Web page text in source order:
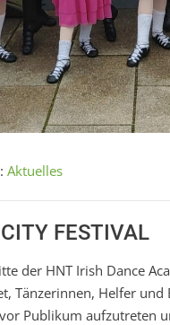
Aktuelles
FESTIVAL
der HNT Irish Dance
Tänzerinnen, Helfer
Publikum aufzutreten